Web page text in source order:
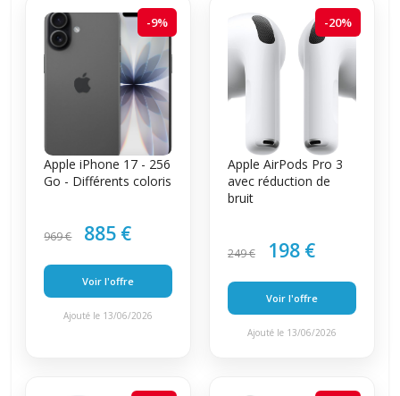
-9%
Apple iPhone 17 - 256
Go - Différents coloris
969 € 885 €
Voir l'offre
Ajouté le 13/06/2026
-20%
Apple AirPods Pro 3
avec réduction de
bruit
249 € 198 €
Voir l'offre
Ajouté le 13/06/2026